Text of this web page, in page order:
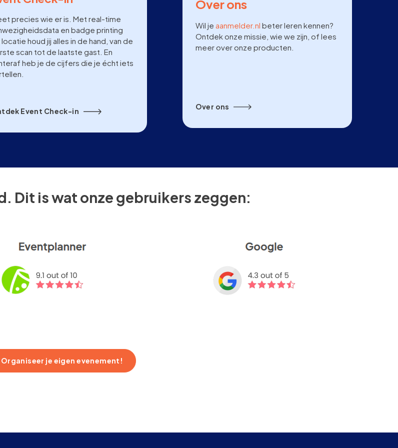
precies wie er is. Met real-time
en badge printing
houd jij alles in de hand, van de
scan tot de laatste gast. En
heb je de cijfers die je écht iets
Event Check-in
Over ons
Wil je aanmelder.nl beter leren kennen?
Ontdek onze missie, wie we zijn, of lees
meer over onze producten.
Over ons
Dit is wat onze gebruikers zeggen:
Organiseer je eigen evenement!